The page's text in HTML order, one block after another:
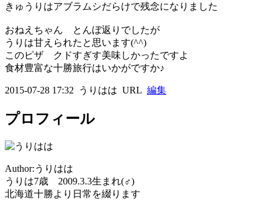
きゅうりはアブラムシだらけで残念になりました
おねえちゃん とんぼ返りでしたが
うりは甘えられたと思います(^^)
このピザ クドすぎす美味しかったですよ
食材豊富な十勝旅行はいかがですか♪
2015-07-28 17:32 うりはは URL 編集
プロフィール
Author:うりはは
うりは7歳 2009.3.3生まれ(♂)
北海道十勝より日常を綴ります